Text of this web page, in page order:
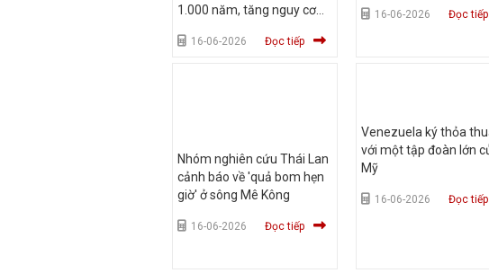
1.000 năm, tăng nguy cơ
16-06-2026 Đọc tiếp
16-06-2026 Đọc tiếp
Nhóm nghiên cứu Thái Lan
cảnh báo về 'quả bom hẹn
giờ' ở sông Mê Kông
16-06-2026 Đọc tiếp
Venezuela ký thỏa
với một tập đoàn lớn
Mỹ
16-06-2026 Đọc tiếp